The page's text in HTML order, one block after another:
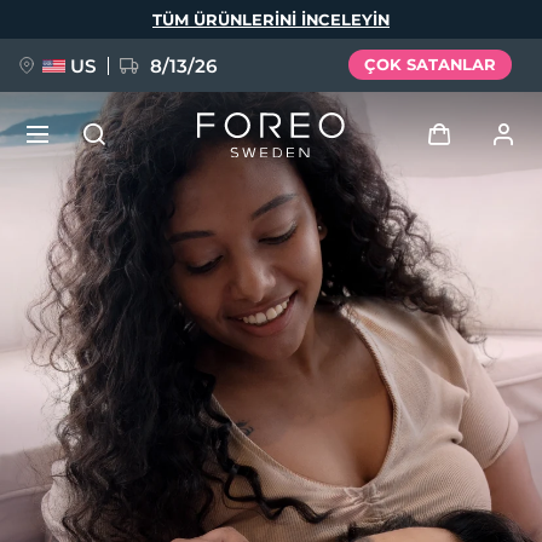
TÜM ÜRÜNLERINI INCELEYIN
US 8/13/26 ÇOK SATANLAR
Kullanici profi̇li̇
Cihazlarım
Siparişlerim
Adresim
Aboneliklerim
YENİ
FAQ™ Pure Beauty-Tech Elixir
BREAKING NEWS
issa™ Teeth Whitening Set
Dil Seçimi
English Deutsch
Español
Français
Italiano
Português
Polski
Svenska
Русский
Türkçe
简体中文 繁體中文